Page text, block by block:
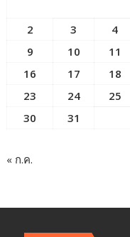
2
3 4
9
10 11
16
17 18
23
24 25
30
31
« ก.ค.